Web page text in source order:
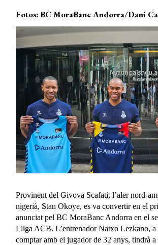
Fotos: BC MoraBanc Andorra/Dani
Provinent del Givova Scafati, l’aler nord-
nigerià, Stan Okoye, es va convertir en el
anunciat pel BC MoraBanc Andorra en el
Lliga ACB. L’entrenador Natxo Lezkano, a
comptar amb el jugador de 32 anys, tindrà a